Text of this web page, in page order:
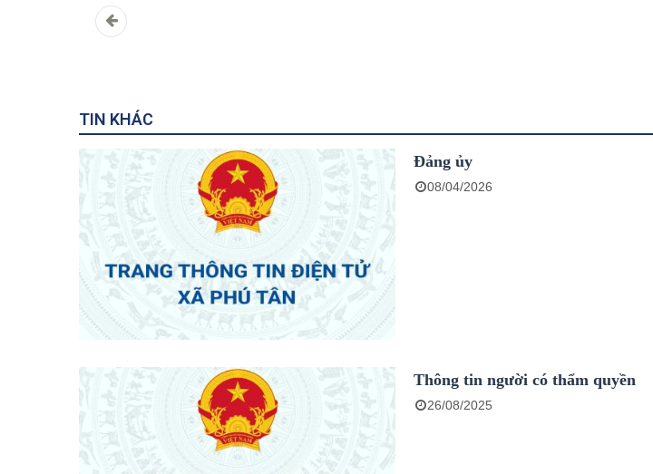
TIN KHÁC
Đảng ủy
08/04/2026
Thông tin người có thẩm quyền
26/08/2025